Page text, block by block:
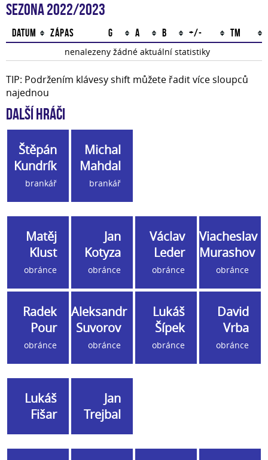
Sezona 2022/2023
Datum Zápas G A B +/- TM
nenalezeny žádné aktuální statistiky
TIP: Podržením klávesy shift můžete řadit více sloupců
najednou
Další hráči
Štěpán
Kundrík
brankář
Michal
Mahdal
brankář
Matěj
Klust
obránce
Jan
Kotyza
obránce
Václav
Leder
obránce
Viacheslav
Murashov
obránce
Radek
Pour
obránce
Aleksandr
Suvorov
obránce
Lukáš
Šípek
obránce
David
Vrba
obránce
Lukáš
Fišar
Jan
Trejbal